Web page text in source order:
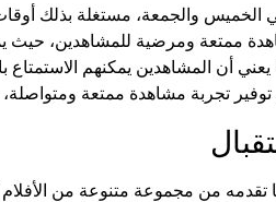
الخميس والجمعة، مستغلة بذلك
ممتعة ومرضية للمشاهدين، حيث
أن المشاهدين يمكنهم
تجربة مشاهدة ممتعة